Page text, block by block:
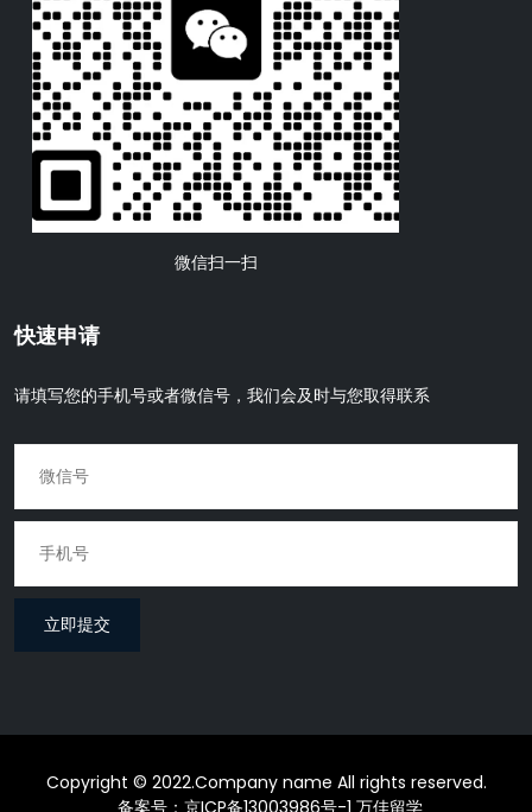
微信扫一扫
快速申请
请填写您的手机号或者微信号，我们会及时与您取得联系
立即提交
Copyright © 2022.Company name All rights reserved.
备案号：京ICP备13003986号-1 万佳留学